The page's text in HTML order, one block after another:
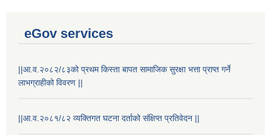
eGov services
||आ.व.२०८२/८३को प्रथम किस्ता बापत सामाजिक सुरक्षा भत्ता प्राप्त गर्ने
लाभग्राहीको विवरण ||
||आ.व.२०८१/८२ व्यक्तिगत घटना दर्ताको संक्षिप्त प्रतिवेदन ||